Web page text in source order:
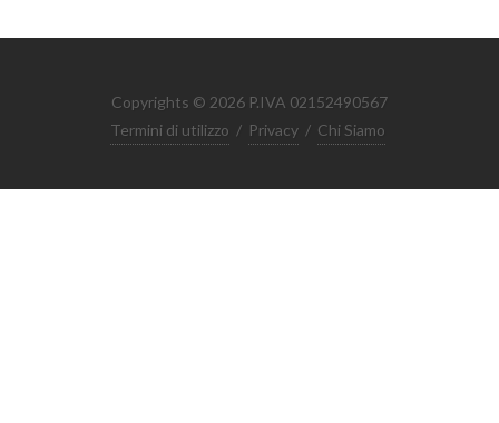
Copyrights © 2026 P.IVA 02152490567
Termini di utilizzo / Privacy / Chi Siamo